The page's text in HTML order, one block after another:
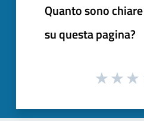
Quanto sono
su questa pagina?